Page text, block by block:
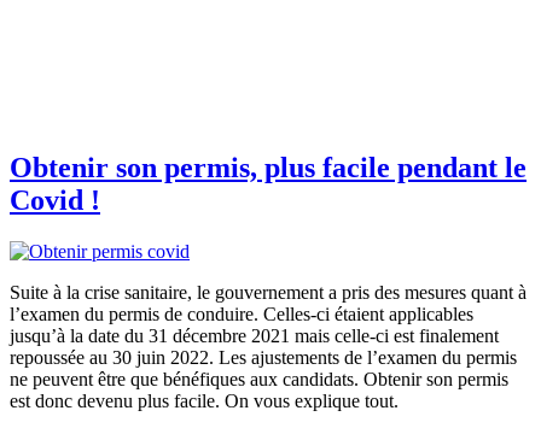
Obtenir son permis, plus facile pendant le
Covid !
Suite à la crise sanitaire, le gouvernement a pris des mesures quant à
l’examen du permis de conduire. Celles-ci étaient applicables
jusqu’à la date du 31 décembre 2021 mais celle-ci est finalement
repoussée au 30 juin 2022. Les ajustements de l’examen du permis
ne peuvent être que bénéfiques aux candidats. Obtenir son permis
est donc devenu plus facile. On vous explique tout.